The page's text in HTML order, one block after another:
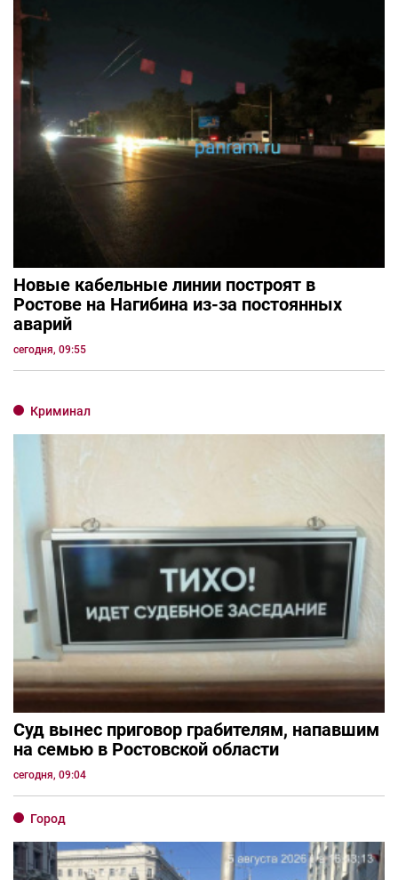
Новые кабельные линии построят в
Ростове на Нагибина из-за постоянных
аварий
сегодня, 09:55
Криминал
Суд вынес приговор грабителям, напавшим
на семью в Ростовской области
сегодня, 09:04
Город